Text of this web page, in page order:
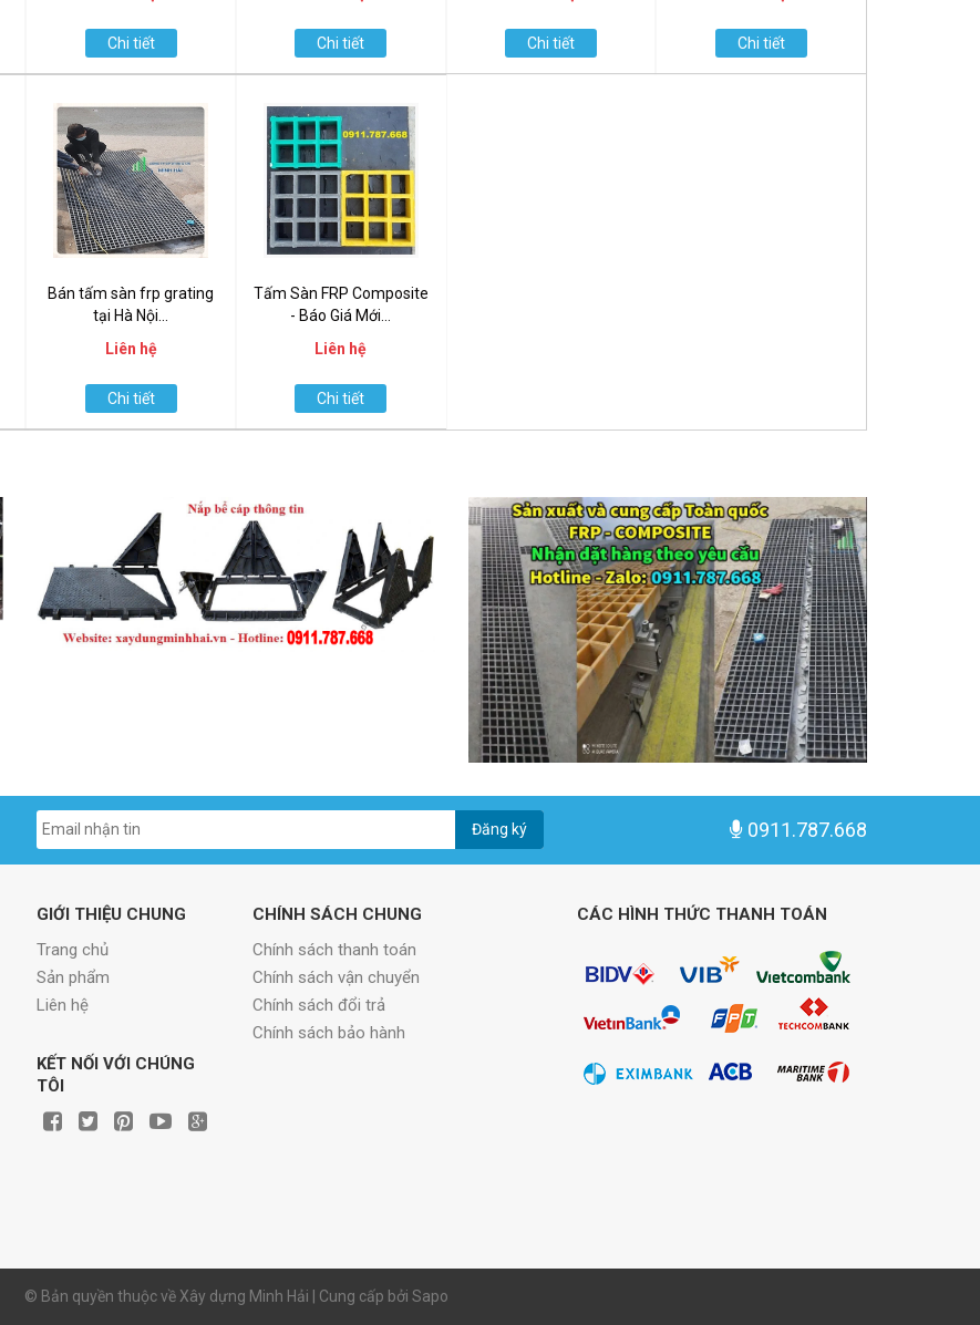
Chi tiết Chi tiết Chi tiết Chi tiết
Bán tấm sàn frp grating
tại Hà Nội...
Liên hệ
Chi tiết
Tấm Sàn FRP Composite
- Báo Giá Mới...
Liên hệ
Chi tiết
Đăng ký 0911.787.668
GIỚI THIỆU CHUNG
Trang chủ
Sản phẩm
Liên hệ
KẾT NỐI VỚI CHÚNG
TÔI
CHÍNH SÁCH CHUNG
Chính sách thanh toán
Chính sách vận chuyển
Chính sách đổi trả
Chính sách bảo hành
CÁC HÌNH THỨC THANH TOÁN
© Bản quyền thuộc về Xây dựng Minh Hải | Cung cấp bởi Sapo